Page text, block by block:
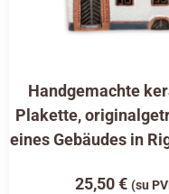
Handgemachte
Plakette,
eines Gebäudes in
25,50€ (su